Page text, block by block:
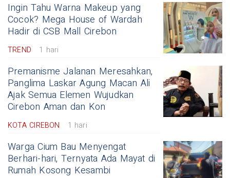
Ingin Tahu Warna Makeup yang
Cocok? Mega House of Wardah
Hadir di CSB Mall Cirebon
TREND 1 hari
Premanisme Jalanan Meresahkan,
Panglima Laskar Agung Macan Ali
Ajak Semua Elemen Wujudkan
Cirebon Aman dan Kon
KOTA CIREBON 1 hari
Warga Cium Bau Menyengat
Berhari-hari, Ternyata Ada Mayat di
Rumah Kosong Kesambi